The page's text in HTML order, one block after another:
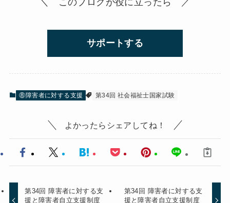
サポートする
⑧障害者に対する支援 第34回 社会福祉士国家試験
よかったらシェアしてね！
第34回 障害者に対する支
援と障害者自立支援制度
第34回 障害者に対する支
援と障害者自立支援制度